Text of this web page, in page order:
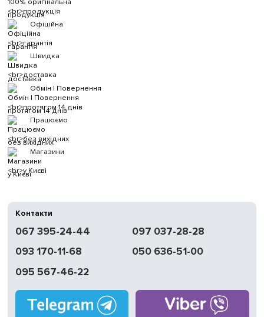
продукція
Офіційна
гарантія
Швидка
доставка
Обмін | Повернення
протягом 14 днів
Працюємо
без вихідних
Магазини
у Києві
Контакти
067 395-24-44
097 037-28-28
093 170-11-68
050 636-51-00
095 567-46-22